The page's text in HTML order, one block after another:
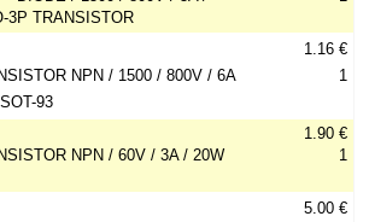
3P TRANSISTOR
NPN / 1500 / 800V / 6A
93
1.16 €
1
NPN / 60V / 3A / 20W
1.90 €
1
5.00 €